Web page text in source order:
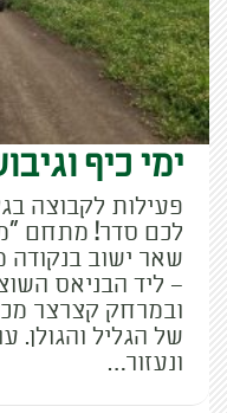
ימי כיף
פעילות לקבוצה
לכם סדר! מתחם
שאר ישוב
– ליד הבניאס
ובמרחק קצרצר
של הגליל והגולן.
ונעזור…